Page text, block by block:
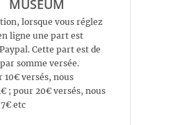
MUSEUM
lorsque vous réglez
ligne une part est
Cette part est de
somme versée.
10€ versés, nous
; pour 20€ versés, nous
etc